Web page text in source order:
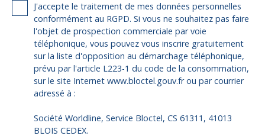
J'accepte le traitement de mes données personnelles
conformément au RGPD. Si vous ne souhaitez pas faire
l'objet de prospection commerciale par voie
téléphonique, vous pouvez vous inscrire gratuitement
sur la liste d'opposition au démarchage téléphonique,
prévu par l'article L223-1 du code de la consommation,
sur le site Internet www.bloctel.gouv.fr ou par courrier
adressé à :
Société Worldline, Service Bloctel, CS 61311, 41013
BLOIS CEDEX.